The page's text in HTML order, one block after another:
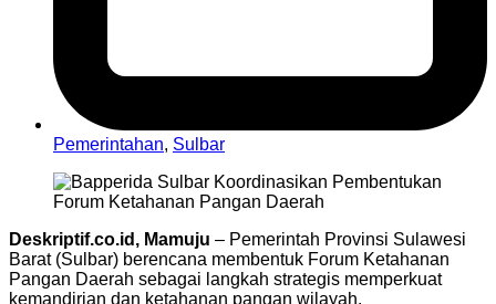
Pemerintahan, Sulbar
Deskriptif.co.id, Mamuju – Pemerintah Provinsi Sulawesi
Barat (Sulbar) berencana membentuk Forum Ketahanan
Pangan Daerah sebagai langkah strategis memperkuat
kemandirian dan ketahanan pangan wilayah.